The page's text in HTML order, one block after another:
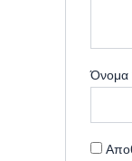
Όνομα